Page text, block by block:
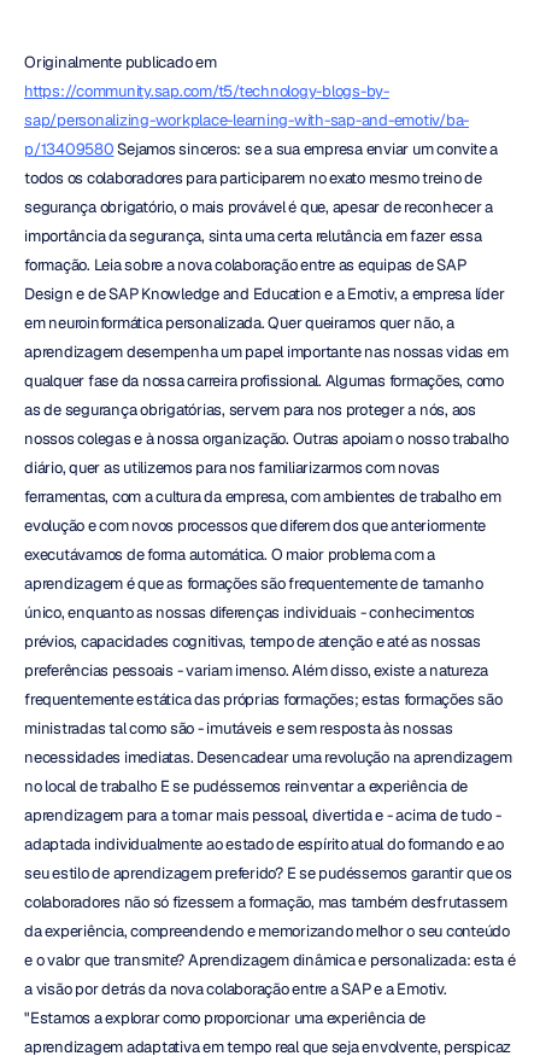
Originalmente publicado em
https://community.sap.com/t5/technology-blogs-by-
sap/personalizing-workplace-learning-with-sap-and-emotiv/ba-
p/13409580 Sejamos sinceros: se a sua empresa enviar um convite a
todos os colaboradores para participarem no exato mesmo treino de
segurança obrigatório, o mais provável é que, apesar de reconhecer a
importância da segurança, sinta uma certa relutância em fazer essa
formação. Leia sobre a nova colaboração entre as equipas de SAP
Design e de SAP Knowledge and Education e a Emotiv, a empresa líder
em neuroinformática personalizada. Quer queiramos quer não, a
aprendizagem desempenha um papel importante nas nossas vidas em
qualquer fase da nossa carreira profissional. Algumas formações, como
as de segurança obrigatórias, servem para nos proteger a nós, aos
nossos colegas e à nossa organização. Outras apoiam o nosso trabalho
diário, quer as utilizemos para nos familiarizarmos com novas
ferramentas, com a cultura da empresa, com ambientes de trabalho em
evolução e com novos processos que diferem dos que anteriormente
executávamos de forma automática. O maior problema com a
aprendizagem é que as formações são frequentemente de tamanho
único, enquanto as nossas diferenças individuais - conhecimentos
prévios, capacidades cognitivas, tempo de atenção e até as nossas
preferências pessoais - variam imenso. Além disso, existe a natureza
frequentemente estática das próprias formações; estas formações são
ministradas tal como são - imutáveis e sem resposta às nossas
necessidades imediatas. Desencadear uma revolução na aprendizagem
no local de trabalho E se pudéssemos reinventar a experiência de
aprendizagem para a tornar mais pessoal, divertida e - acima de tudo -
adaptada individualmente ao estado de espírito atual do formando e ao
seu estilo de aprendizagem preferido? E se pudéssemos garantir que os
colaboradores não só fizessem a formação, mas também desfrutassem
da experiência, compreendendo e memorizando melhor o seu conteúdo
e o valor que transmite? Aprendizagem dinâmica e personalizada: esta é
a visão por detrás da nova colaboração entre a SAP e a Emotiv.
"Estamos a explorar como proporcionar uma experiência de
aprendizagem adaptativa em tempo real que seja envolvente, perspicaz